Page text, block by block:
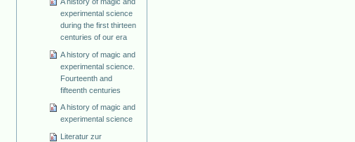
experimental science
during the first thirteen
centuries of our era
A history of magic and
experimental science.
Fourteenth and
fifteenth centuries
A history of magic and
experimental science
Literatur zur